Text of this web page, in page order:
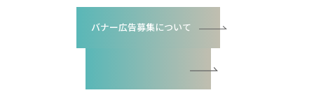
バナー広告募集について